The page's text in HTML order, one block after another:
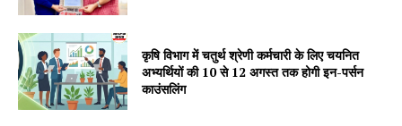
कृषि विभाग में चतुर्थ श्रेणी कर्मचारी के लिए चयनित
अभ्यर्थियों की 10 से 12 अगस्त तक होगी इन-पर्सन
काउंसलिंग